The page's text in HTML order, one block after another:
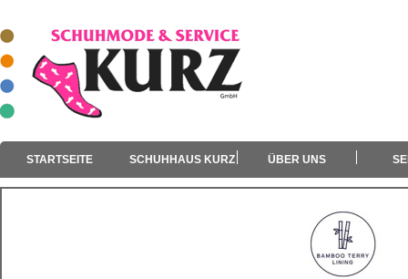
STARTSEITE SCHUHHAUS KURZ ÜBER UNS